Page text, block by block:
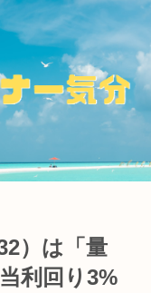
）は「量
利回り3%